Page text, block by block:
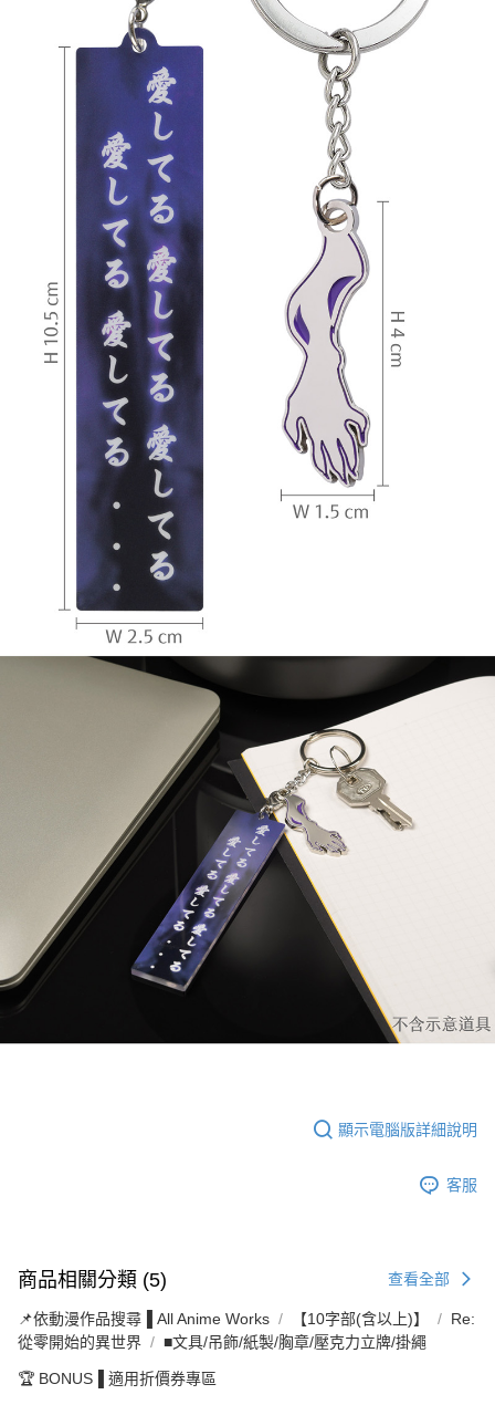
顯示電腦版詳細說明
客服
商品相關分類 (5) 查看全部
📌依動漫作品搜尋▐ All Anime Works 【10字部(含以上)】
Re:
從零開始的異世界
■文具/吊飾/紙製/胸章/壓克力立牌/掛繩
🏆 BONUS▐ 適用折價券專區